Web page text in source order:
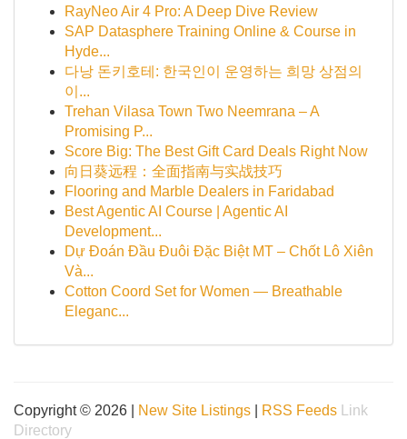
RayNeo Air 4 Pro: A Deep Dive Review
SAP Datasphere Training Online & Course in
Hyde...
다낭 돈키호테: 한국인이 운영하는 희망 상점의
이...
Trehan Vilasa Town Two Neemrana – A
Promising P...
Score Big: The Best Gift Card Deals Right Now
向日葵远程：全面指南与实战技巧
Flooring and Marble Dealers in Faridabad
Best Agentic AI Course | Agentic AI
Development...
Dự Đoán Đầu Đuôi Đặc Biệt MT – Chốt Lô Xiên
Và...
Cotton Coord Set for Women — Breathable
Eleganc...
Copyright © 2026 | New Site Listings RSS Feeds
Link
Directory